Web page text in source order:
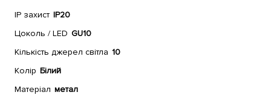
IP захист IP20
Цоколь / LED GU10
Кількість джерел світла 10
Колір Білий
Матеріал метал